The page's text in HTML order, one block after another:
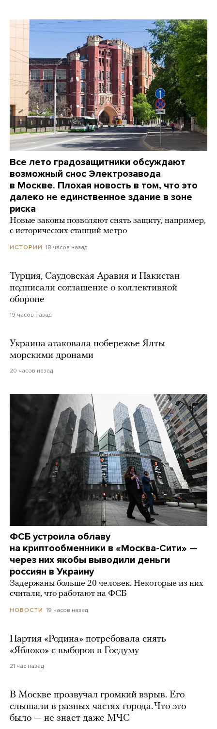
Все лето градозащитники обсуждают
возможный снос Электрозавода
в Москве. Плохая новость в том, что это
далеко не единственное здание в зоне
риска
Новые законы позволяют снять защиту, например,
с исторических станций метро
ИСТОРИИ 18 часов назад
Турция, Саудовская Аравия и Пакистан
подписали соглашение о коллективной
обороне
19 часов назад
Украина атаковала побережье Ялты
морскими дронами
20 часов назад
ФСБ устроила облаву
на криптообменники в «Москва-Сити» —
через них якобы выводили деньги
россиян в Украину
Задержаны больше 20 человек. Некоторые из них
считали, что работают на ФСБ
НОВОСТИ 19 часов назад
Партия «Родина» потребовала снять
«Яблоко» с выборов в Госдуму
21 час назад
В Москве прозвучал громкий взрыв. Его
слышали в разных частях города. Что это
было — не знает даже МЧС